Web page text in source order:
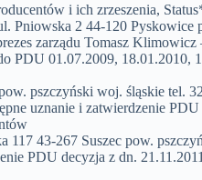
i ich zrzeszenia,
2 44-120
zarządu Tomasz Klimowicz
01.07.2009, 18.01.2010,
pszczyński woj. śląskie tel.
uznanie i zatwierdzenie
43-267 Suszec pow.
PDU decyzja z dn.